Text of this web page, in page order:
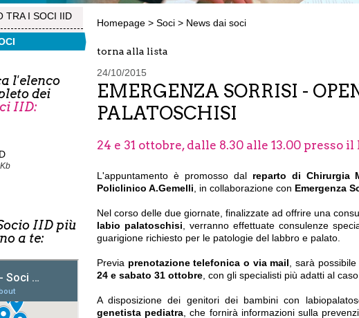
TRA I SOCI IID
l'elenco
dei
IID:
IID più
a te:
Homepage > Soci > News dai soci
torna alla lista
24/10/2015
EMERGENZA SORRISI -
PALATOSCHISI
24 e 31 ottobre, dalle 8.30 alle 13.00 presso
L'appuntamento è promosso dal reparto di Chirurgia
Policlinico A.Gemelli , in collaborazione con Emergenza
Nel corso delle due giornate, finalizzate ad offrire una
labio palatoschisi , verranno effettuate consulenze
guarigione richiesto per le patologie del labbro e palato.
Previa prenotazione telefonica o via mail , sarà
24 e sabato 31 ottobre , con gli specialisti più adatti al
A disposizione dei genitori dei bambini con
genetista pediatra , che fornirà informazioni sulla